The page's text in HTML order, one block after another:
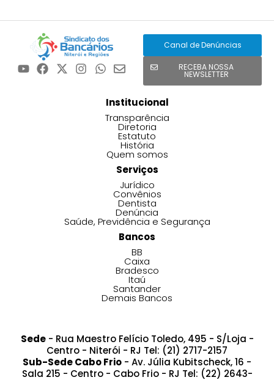
Canal de Denúncias
RECEBA NOSSA
NEWSLETTER
Institucional
Transparência
Diretoria
Estatuto
História
Quem somos
Serviços
Jurídico
Convênios
Dentista
Denúncia
Saúde, Previdência e Segurança
Bancos
BB
Caixa
Bradesco
Itaú
Santander
Demais Bancos
Sede- Rua Maestro Felício Toledo, 495 - S/Loja -
Centro - Niterói - RJ Tel: (21) 2717-2157
Sub-Sede Cabo Frio - Av. Júlia Kubitscheck, 16 -
Sala 215 - Centro - Cabo Frio - RJ Tel: (22) 2643-